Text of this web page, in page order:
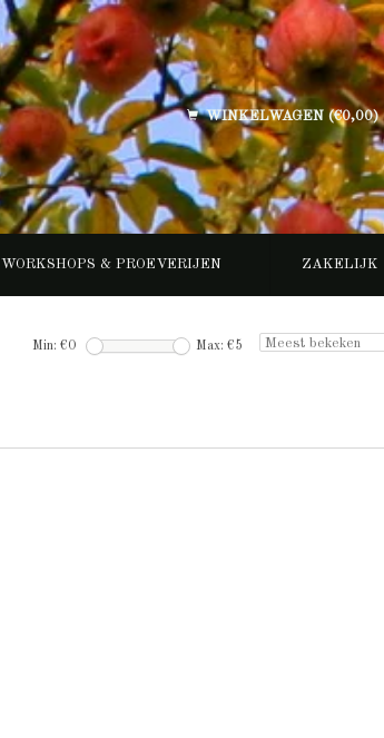
WINKELWAGEN (€0,00)
WORKSHOPS & PROEVERIJEN ZAKELIJK
Min: €0 Max: €5